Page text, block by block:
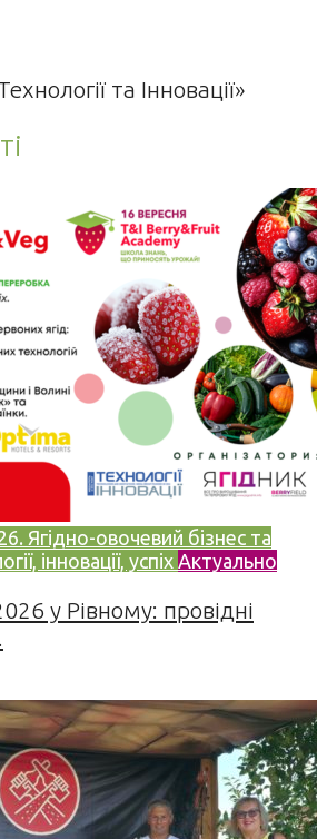
та Інновації»
Ягідно-овочевий бізнес та
інновації, успіх Актуально
у Рівному: провідні